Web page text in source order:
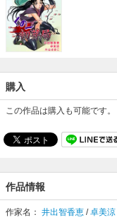
購入
この作品は購入も可能です。
作品情報
作家名： 井出智香恵 /卓美涼